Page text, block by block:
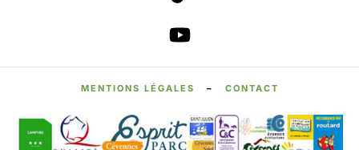
MENTIONS LÉGALES – CONTACT